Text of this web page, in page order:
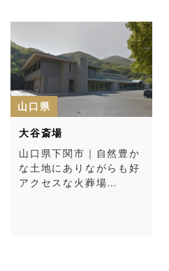
山口県
大谷斎場
山口県下関市｜自然豊か
な土地にありながらも好
アクセスな火葬場…